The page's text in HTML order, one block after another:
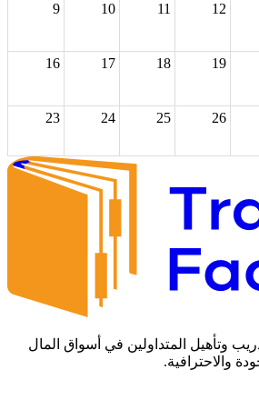
9 10 11 12
16 17 18 19
23 24 25 26
30 31
وتأهيل المتداولين في أسواق المال
والاحترافية.